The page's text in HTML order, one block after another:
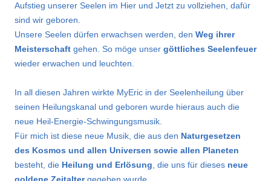
Aufstieg unserer Seelen im Hier und Jetzt zu vollziehen, dafür
sind wir geboren.
Unsere Seelen dürfen erwachsen werden, den Weg ihrer
Meisterschaft gehen. So möge unser göttliches Seelenfeuer
wieder erwachen und leuchten.
In all diesen Jahren wirkte MyEric in der Seelenheilung über
seinen Heilungskanal und geboren wurde hieraus auch die
neue Heil-Energie-Schwingungsmusik.
Für mich ist diese neue Musik, die aus den Naturgesetzen
des Kosmos und allen Universen sowie allen Planeten
besteht, die Heilung und Erlösung , die uns für dieses neue